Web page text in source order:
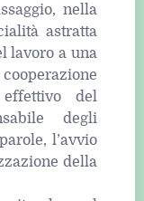
nella
astratta
lavoro a una
del
degli
l’avvio
della